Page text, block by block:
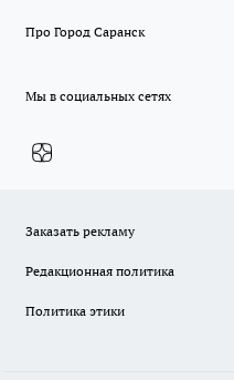
Про Город Саранск
Мы в социальных сетях
Заказать рекламу
Редакционная политика
Политика этики